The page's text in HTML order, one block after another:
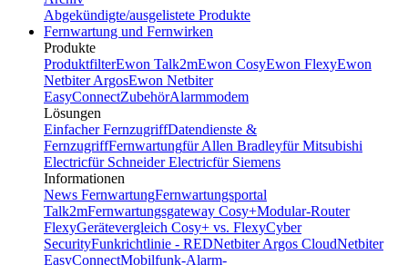
Abgekündigte/ausgelistete Produkte
Fernwartung und Fernwirken
Produkte
ProduktfilterEwon Talk2mEwon CosyEwon FlexyEwon
Netbiter ArgosEwon Netbiter
EasyConnectZubehörAlarmmodem
Lösungen
Einfacher FernzugriffDatendienste &
FernzugriffFernwartungfür Allen Bradleyfür Mitsubishi
Electricfür Schneider Electricfür Siemens
Informationen
News FernwartungFernwartungsportal
Talk2mFernwartungsgateway Cosy+Modular-Router
FlexyGerätevergleich Cosy+ vs. FlexyCyber
SecurityFunkrichtlinie - REDNetbiter Argos CloudNetbiter
EasyConnectMobilfunk-Alarm-